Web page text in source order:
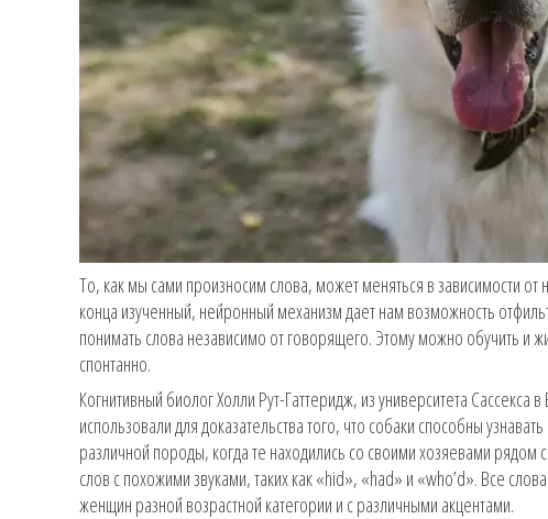
То, как мы сами произносим слова, может меняться в зависимости
конца изученный, нейронный механизм дает нам возможность
понимать слова независимо от говорящего. Этому можно обучить и
спонтанно.
Когнитивный биолог Холли Рут-Гаттеридж, из университета
использовали для доказательства того, что собаки способны
различной породы, когда те находились со своими хозяевами
слов с похожими звуками, таких как «hid», «had» и «who’d». Все
женщин разной возрастной категории и с различными акцентами.